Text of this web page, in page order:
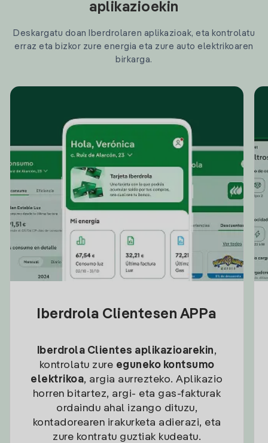
aplikazioekin
Deskargatu doan Iberdrolaren aplikazioak, eta kontrolatu
erraz eta bizkor zure energia eta zure auto elektrikoaren
birkarga.
Iberdrola Clientesen APPa
Iberdrola Clientes aplikazioarekin,
kontrolatu zure eguneko kontsumo
elektrikoa, argia aurrezteko. Aplikazio
horren bitartez, argi- eta gas-fakturak
ordaindu ahal izango dituzu,
kontadorearen irakurketa adierazi, eta
zure kontratu guztiak kudeatu.